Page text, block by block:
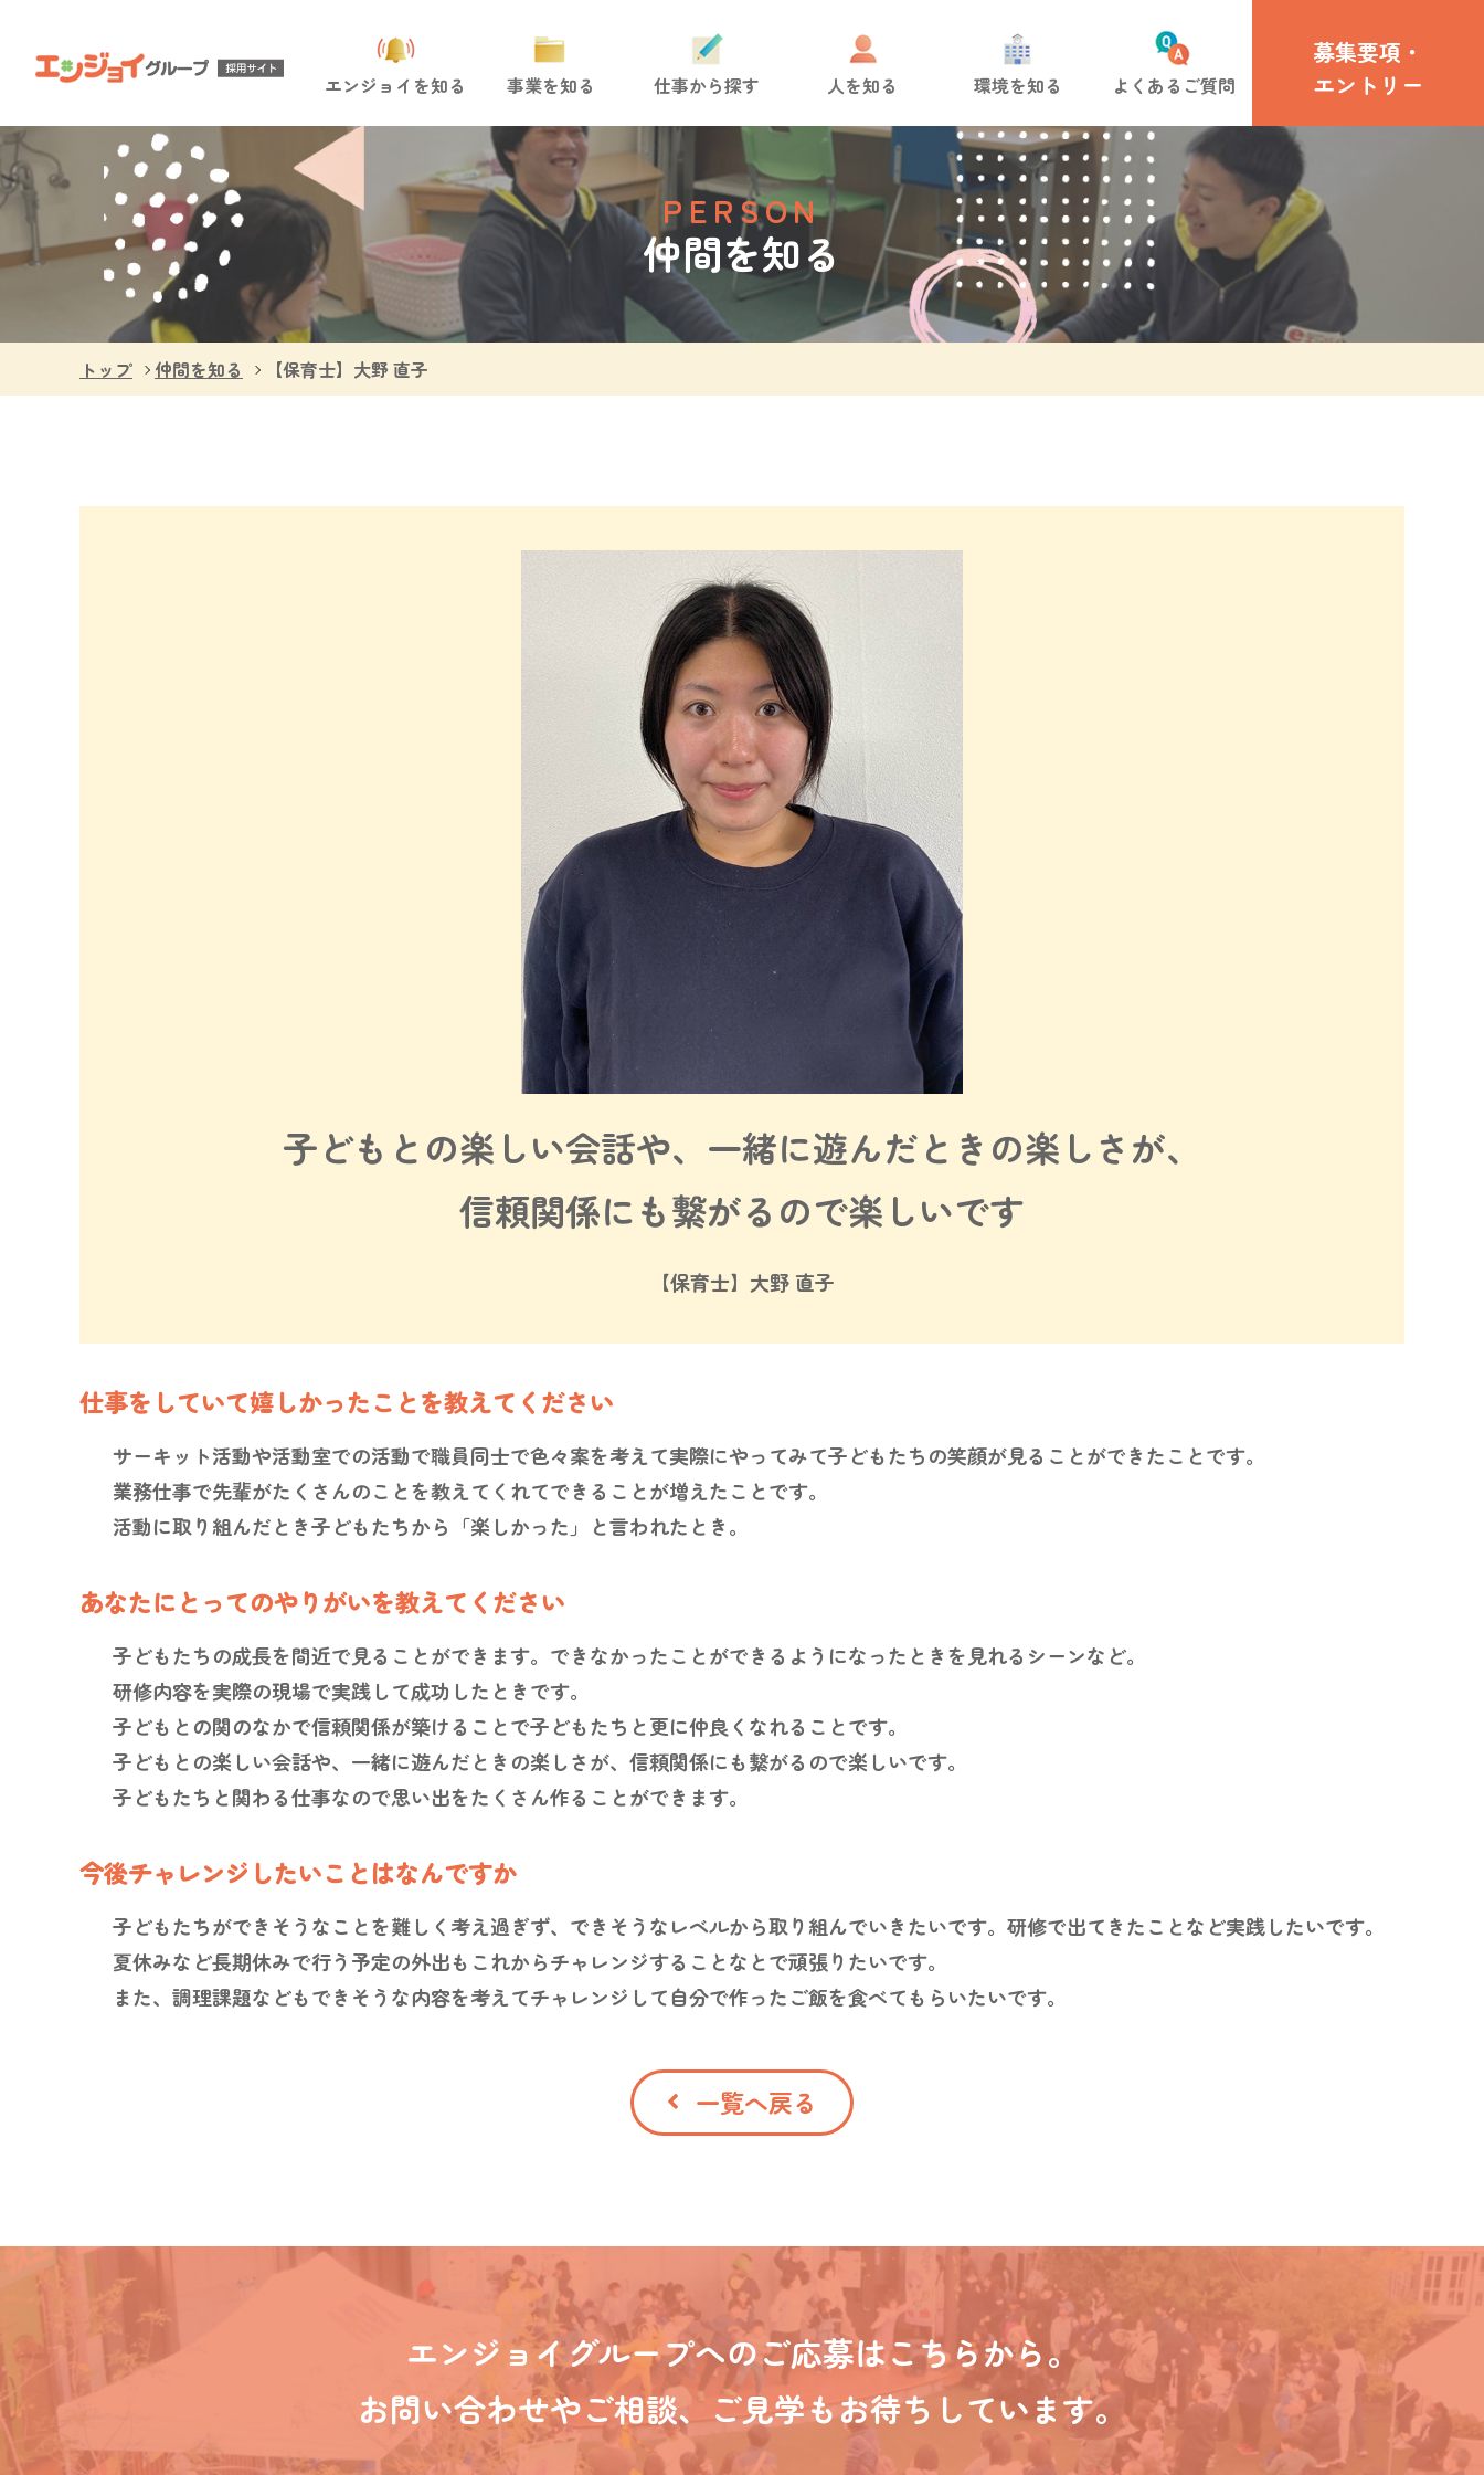
エンジョイを知る 事業を知る 仕事から探す 人を知る 環境を知る よくあるご質問
募集要項・
エントリー
PERSON
仲間を知る
トップ 仲間を知る 【保育士】大野 直子
子どもとの楽しい会話や、一緒に遊んだときの楽しさが、
信頼関係にも繋がるので楽しいです
【保育士】大野 直子
仕事をしていて嬉しかったことを教えてください
サーキット活動や活動室での活動で職員同士で色々案を考えて実際にやってみて子どもたちの笑顔が見ることができたことです。
業務仕事で先輩がたくさんのことを教えてくれてできることが増えたことです。
活動に取り組んだとき子どもたちから「楽しかった」と言われたとき。
あなたにとってのやりがいを教えてください
子どもたちの成長を間近で見ることができます。できなかったことができるようになったときを見れるシーンなど。
研修内容を実際の現場で実践して成功したときです。
子どもとの関のなかで信頼関係が築けることで子どもたちと更に仲良くなれることです。
子どもとの楽しい会話や、一緒に遊んだときの楽しさが、信頼関係にも繋がるので楽しいです。
子どもたちと関わる仕事なので思い出をたくさん作ることができます。
今後チャレンジしたいことはなんですか
子どもたちができそうなことを難しく考え過ぎず、できそうなレベルから取り組んでいきたいです。研修で出てきたことなど実践したいです。
夏休みなど長期休みで行う予定の外出もこれからチャレンジすることなとで頑張りたいです。
また、調理課題などもできそうな内容を考えてチャレンジして自分で作ったご飯を食べてもらいたいです。
一覧へ戻る
エンジョイグループへのご応募はこちらから。
お問い合わせやご相談、ご見学もお待ちしています。